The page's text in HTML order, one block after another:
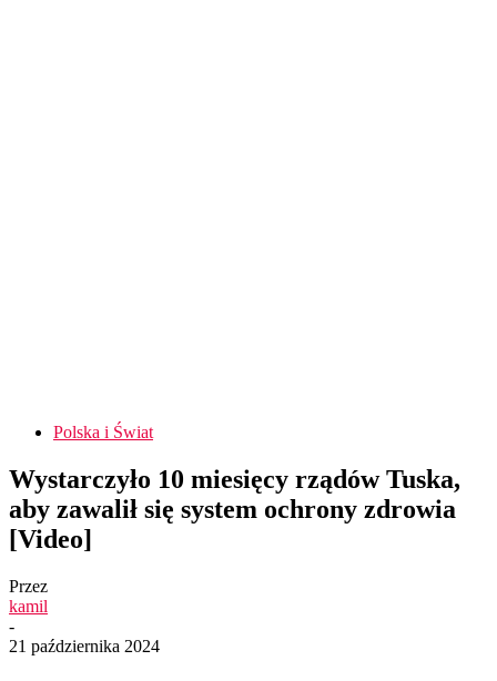
Polska i Świat
Wystarczyło 10 miesięcy rządów Tuska,
aby zawalił się system ochrony zdrowia
[Video]
Przez
kamil
-
21 października 2024